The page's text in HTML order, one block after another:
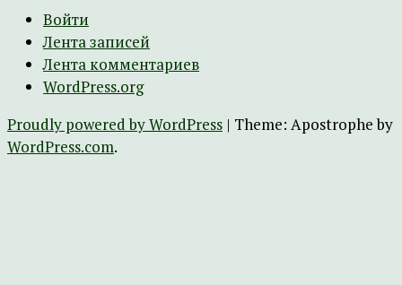
Войти
Лента записей
Лента комментариев
WordPress.org
Proudly powered by WordPress | Theme: Apostrophe by
WordPress.com.